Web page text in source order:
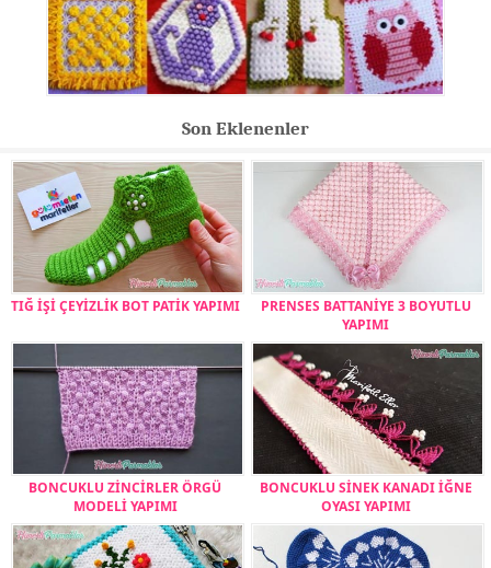
Son Eklenenler
TIĞ İŞİ ÇEYİZLİK BOT PATİK YAPIMI
PRENSES BATTANİYE 3 BOYUTLU
YAPIMI
BONCUKLU ZİNCİRLER ÖRGÜ
MODELİ YAPIMI
BONCUKLU SİNEK KANADI İĞNE
OYASI YAPIMI